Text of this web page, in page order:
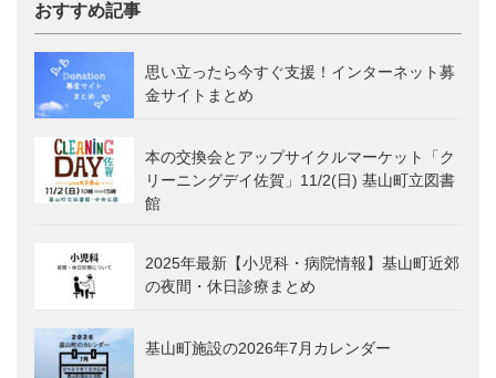
おすすめ記事
思い立ったら今すぐ支援！インターネット募
金サイトまとめ
本の交換会とアップサイクルマーケット「ク
リーニングデイ佐賀」11/2(日) 基山町立図書
館
2025年最新【小児科・病院情報】基山町近郊
の夜間・休日診療まとめ
基山町施設の2026年7月カレンダー